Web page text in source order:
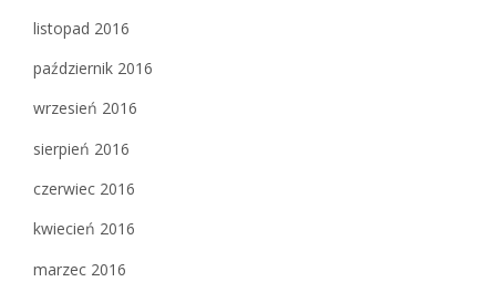
listopad 2016
październik 2016
wrzesień 2016
sierpień 2016
czerwiec 2016
kwiecień 2016
marzec 2016